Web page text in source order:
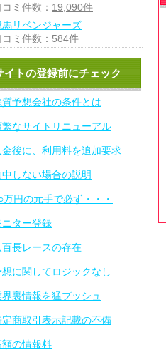
コミ件数： 19,090件
馬リベンジャーズ
コミ件数： 584件
イトの登録前にチェック
質予想会社の条件とは
繁なサイトリニューアル
金後に、利用料を追加要求
中しない場合の説明
万円の元手で必ず・・・
ニター登録
百長レースの存在
想に関してロジックなし
界裏情報を猛プッシュ
定商取引表示記載の不備
額の情報料